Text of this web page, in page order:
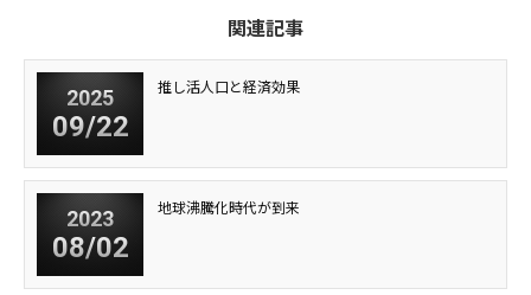
関連記事
2025
09/22
推し活人口と経済効果
2023
08/02
地球沸騰化時代が到来